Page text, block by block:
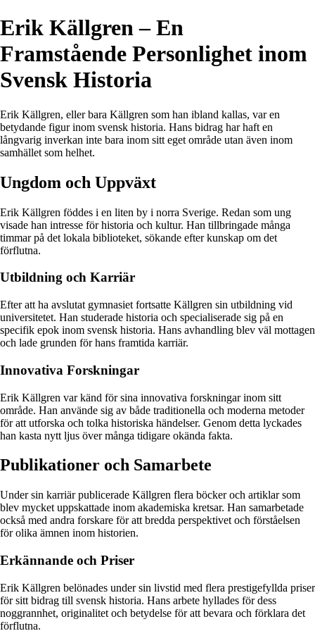
Erik Källgren – En
Framstående Personlighet inom
Svensk Historia
Erik Källgren, eller bara Källgren som han ibland kallas, var en
betydande figur inom svensk historia. Hans bidrag har haft en
långvarig inverkan inte bara inom sitt eget område utan även inom
samhället som helhet.
Ungdom och Uppväxt
Erik Källgren föddes i en liten by i norra Sverige. Redan som ung
visade han intresse för historia och kultur. Han tillbringade många
timmar på det lokala biblioteket, sökande efter kunskap om det
förflutna.
Utbildning och Karriär
Efter att ha avslutat gymnasiet fortsatte Källgren sin utbildning vid
universitetet. Han studerade historia och specialiserade sig på en
specifik epok inom svensk historia. Hans avhandling blev väl mottagen
och lade grunden för hans framtida karriär.
Innovativa Forskningar
Erik Källgren var känd för sina innovativa forskningar inom sitt
område. Han använde sig av både traditionella och moderna metoder
för att utforska och tolka historiska händelser. Genom detta lyckades
han kasta nytt ljus över många tidigare okända fakta.
Publikationer och Samarbete
Under sin karriär publicerade Källgren flera böcker och artiklar som
blev mycket uppskattade inom akademiska kretsar. Han samarbetade
också med andra forskare för att bredda perspektivet och förståelsen
för olika ämnen inom historien.
Erkännande och Priser
Erik Källgren belönades under sin livstid med flera prestigefyllda priser
för sitt bidrag till svensk historia. Hans arbete hyllades för dess
noggrannhet, originalitet och betydelse för att bevara och förklara det
förflutna.